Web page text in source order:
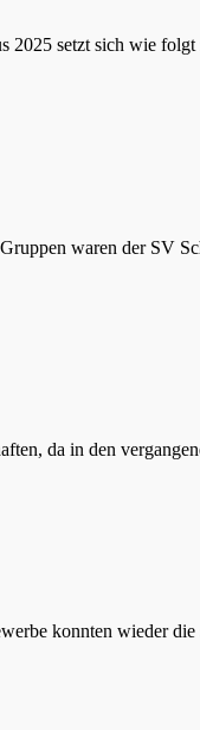
2025 setzt sich wie
waren der SV
da in den
konnten wieder